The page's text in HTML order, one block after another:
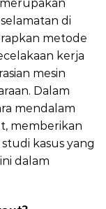
di
metode
kerja
mesin
Dalam
mendalam
memberikan
kasus yang
dalam